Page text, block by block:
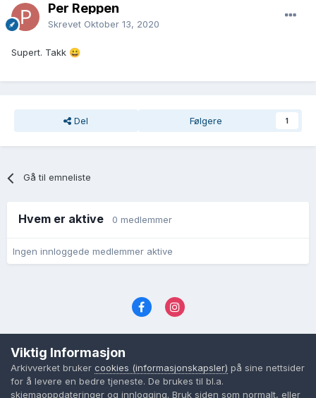
Per Reppen
Skrevet Oktober 13, 2020
Supert. Takk 😀
Del Følgere 1
Gå til emneliste
Hvem er aktive 0 medlemmer
Ingen innloggede medlemmer aktive
Cookies (informasjonskapsler)
Powered by Invision Community
Viktig Informasjon
Arkivverket bruker cookies (informasjonskapsler) på sine nettsider
for å levere en bedre tjeneste. De brukes til bl.a.
skjemaoppdateringer og innlogging. Bruk siden som normalt, eller